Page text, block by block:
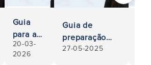
Guia
para a
compra
de uma
20-03-
2026
Guia de
preparação
para a venda
27-05-2025